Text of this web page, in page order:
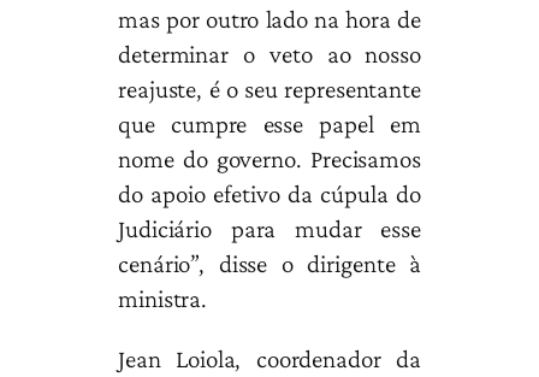
mas por outro lado na hora de
determinar o veto ao nosso
reajuste, é o seu representante
que cumpre esse papel em
nome do governo. Precisamos
do apoio efetivo da cúpula do
Judiciário para mudar esse
cenário”, disse o dirigente à
ministra.
Jean Loiola, coordenador da